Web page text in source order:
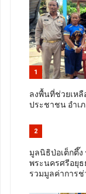
1
ลงพื้นที่ช่วยเหลื
ประชาชน อำเ
2
มูลนิธิป่อเต็กตึ๊ง
พระนครศรีอยุธ
รวมมูลค่าการช่